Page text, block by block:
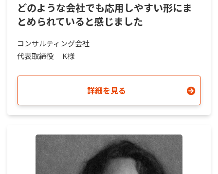
どのような会社でも応用しやすい形にま
とめられていると感じました
コンサルティング会社
代表取締役
K様
詳細を見る